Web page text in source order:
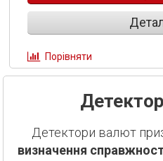
Порівняти
Детектори валют
визначення